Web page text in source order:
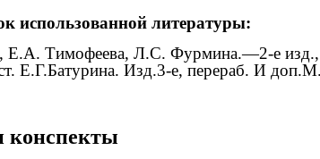
использованной литературы:
Е.А. Тимофеева, Л.С. Фурмина.—2-е
Е.Г.Батурина. Изд.3-е, перераб. И
конспекты